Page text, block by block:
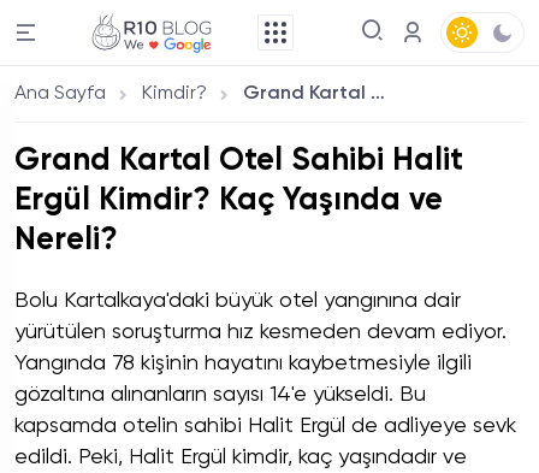
Ana Sayfa Kimdir? Grand Kartal Otel Sahibi Halit Ergül Kimdir? Kaç Yaşında ve Nereli?
Grand Kartal Otel Sahibi Halit
Ergül Kimdir? Kaç Yaşında ve
Nereli?
Bolu Kartalkaya'daki büyük otel yangınına dair
yürütülen soruşturma hız kesmeden devam ediyor.
Yangında 78 kişinin hayatını kaybetmesiyle ilgili
gözaltına alınanların sayısı 14'e yükseldi. Bu
kapsamda otelin sahibi Halit Ergül de adliyeye sevk
edildi. Peki, Halit Ergül kimdir, kaç yaşındadır ve